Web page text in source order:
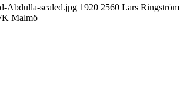
Abdulla-scaled.jpg 1920 2560 Lars Ringström
Malmö